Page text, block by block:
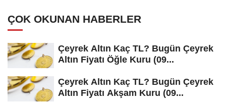
ÇOK OKUNAN HABERLER
Çeyrek Altın Kaç TL? Bugün Çeyrek
Altın Fiyatı Öğle Kuru (09...
Çeyrek Altın Kaç TL? Bugün Çeyrek
Altın Fiyatı Akşam Kuru (09...